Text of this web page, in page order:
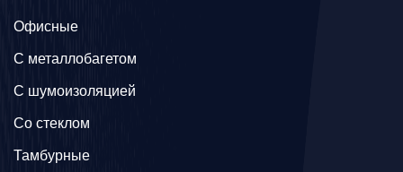
Офисные
C металлобагетом
С шумоизоляцией
Со стеклом
Тамбурные